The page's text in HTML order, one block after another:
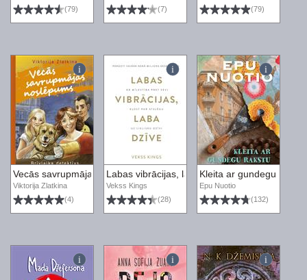
(79)
(7)
(79)
Vecās savrupmājas noslēpums
Viktorija Zlatkina
(4)
Labas vibrācijas, laba dzīve
Vekss Kings
(28)
Kleita ar gundegu rakstu
Epu Nuotio
(132)